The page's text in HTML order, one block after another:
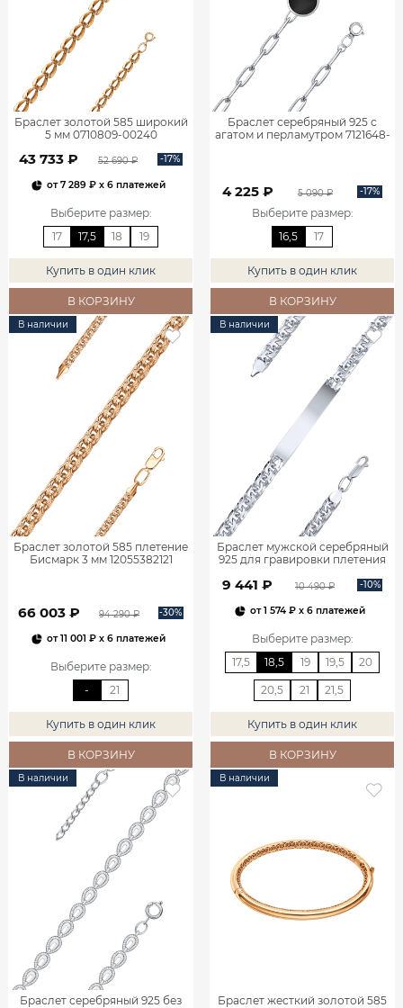
Браслет золотой 585 широкий
5 мм 0710809-00240
43 733 ₽ 52 690 ₽ -17%
от7 289 ₽ x 6 платежей
Выберите размер:
17
17,5 18 19
Купить в один клик
В КОРЗИНУ
Браслет серебряный 925 с
агатом и перламутром 7121648-
4 225 ₽ 5 090 ₽ -17%
Выберите размер:
16,5
17
Купить в один клик
В КОРЗИНУ
В наличии
Браслет золотой 585 плетение
Бисмарк 3 мм 12055382121
66 003 ₽ 94 290 ₽ -30%
от11 001 ₽ x 6 платежей
Выберите размер:
-
21
Купить в один клик
В КОРЗИНУ
В наличии
Браслет мужской серебряный
925 для гравировки плетения
9 441 ₽ 10 490 ₽ -10%
от1 574 ₽ x 6 платежей
Выберите размер:
17,5
18,5 19 19,5 20
20,5 21 21,5
Купить в один клик
В КОРЗИНУ
В наличии
Браслет серебряный 925 без
В наличии
Браслет жесткий золотой 585